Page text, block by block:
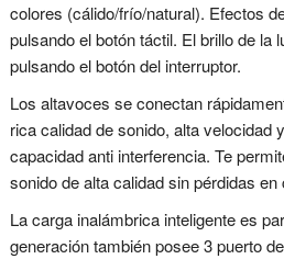
colores (cálido/frío/natural). Efectos
pulsando el botón táctil. El brillo de la
pulsando el botón del interruptor.
Los altavoces se conectan
rica calidad de sonido, alta velocidad
capacidad anti interferencia. Te
sonido de alta calidad sin pérdidas
La carga inalámbrica inteligente es
generación también posee 3 puerto